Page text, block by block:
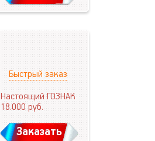
Быстрый заказ
Настоящий ГОЗНАК
18.000руб.
Заказать